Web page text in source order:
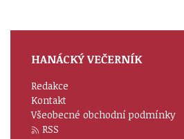
HANÁCKÝ VEČERNÍK
Redakce
Kontakt
Všeobecné obchodní podmínky
RSS